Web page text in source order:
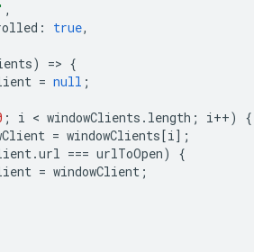
,
: true,
) => {
= null ;
; i < windowClients . length ; i++)
{
= windowClients[i];
.url === urlToOpen)
{
= windowClient ;